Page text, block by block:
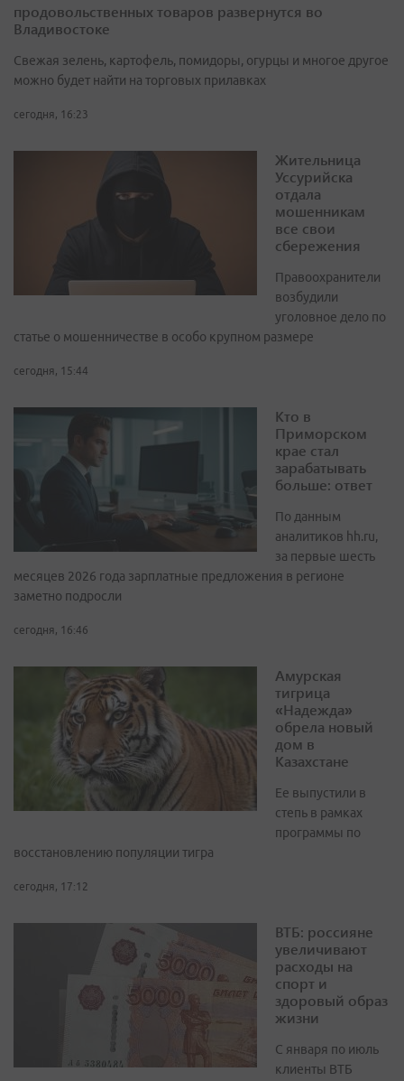
продовольственных товаров развернутся во
Владивостоке
Свежая зелень, картофель, помидоры, огурцы и многое другое
можно будет найти на торговых прилавках
сегодня, 16:23
Жительница
Уссурийска
отдала
мошенникам
все свои
сбережения
Правоохранители
возбудили
уголовное дело по
статье о мошенничестве в особо крупном размере
сегодня, 15:44
Кто в
Приморском
крае стал
зарабатывать
больше: ответ
По данным
аналитиков hh.ru,
за первые шесть
месяцев 2026 года зарплатные предложения в регионе
заметно подросли
сегодня, 16:46
Амурская
тигрица
«Надежда»
обрела новый
дом в
Казахстане
Ее выпустили в
степь в рамках
программы по
восстановлению популяции тигра
сегодня, 17:12
ВТБ: россияне
увеличивают
расходы на
спорт и
здоровый образ
жизни
С января по июль
клиенты ВТБ